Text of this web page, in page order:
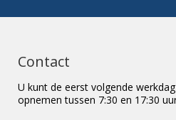
Contact
U kunt de eerst volgende
opnemen tussen 7:30 en 17:30